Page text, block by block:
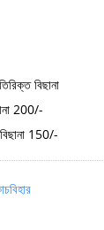
বিছানা
200/-
150/-